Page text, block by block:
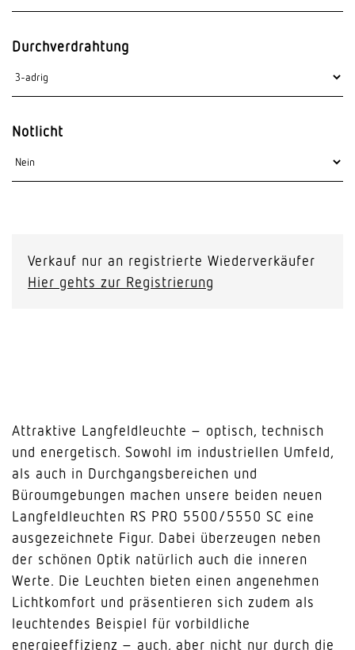
Durchverdrahtung
Notlicht
Verkauf nur an registrierte Wiederverkäufer
Hier gehts zur Registrierung
Attraktive Langfeldleuchte – optisch, technisch
und energetisch. Sowohl im industriellen Umfeld,
als auch in Durchgangsbereichen und
Büroumgebungen machen unsere beiden neuen
Langfeldleuchten RS PRO 5500/5550 SC eine
ausgezeichnete Figur. Dabei überzeugen neben
der schönen Optik natürlich auch die inneren
Werte. Die Leuchten bieten einen angenehmen
Lichtkomfort und präsentieren sich zudem als
leuchtendes Beispiel für vorbildliche
energieeffizienz – auch, aber nicht nur durch die